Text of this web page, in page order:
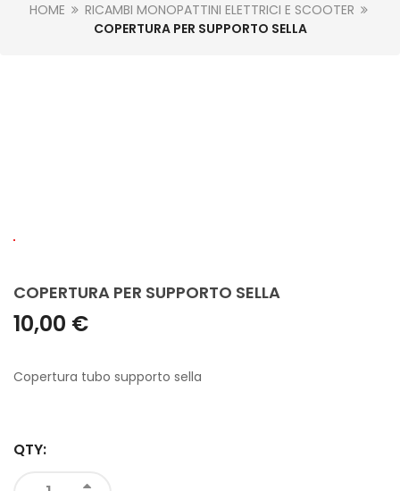
HOME
RICAMBI MONOPATTINI ELETTRICI E SCOOTER
COPERTURA PER SUPPORTO SELLA
COPERTURA PER SUPPORTO SELLA
10,00 €
Copertura tubo supporto sella
QTY: